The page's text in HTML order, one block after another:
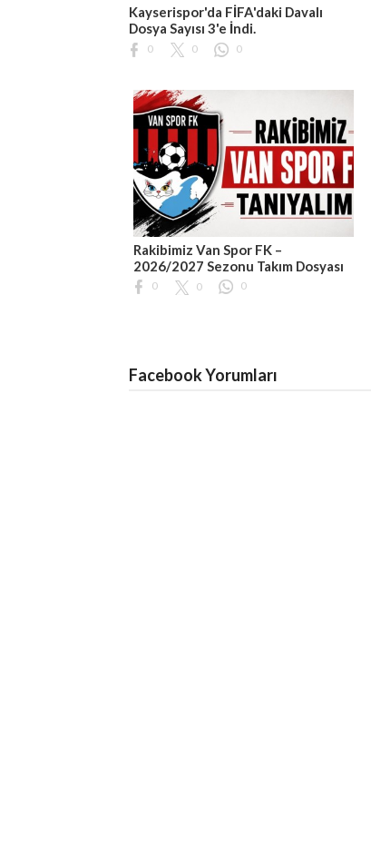
Kayserispor'da FİFA'daki Davalı
Dosya Sayısı 3'e İndi.
0 0 0
Rakibimiz Van Spor FK –
2026/2027 Sezonu Takım Dosyası
0 0 0
Facebook Yorumları